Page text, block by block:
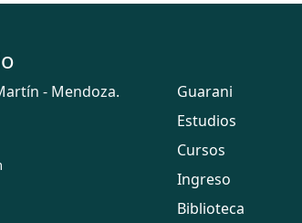
- Mendoza.
Guarani
Estudios
Cursos
Ingreso
Biblioteca